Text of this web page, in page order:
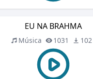
EU NA BRAHMA
Música 1031 102